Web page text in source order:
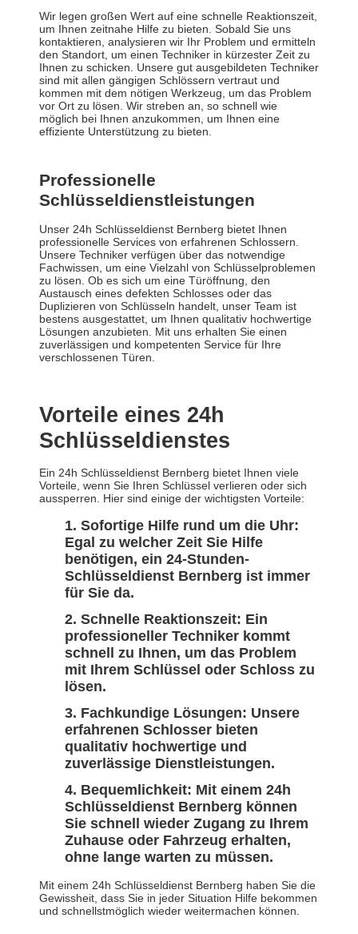
Wir legen großen Wert auf eine schnelle Reaktionszeit,
um Ihnen zeitnahe Hilfe zu bieten. Sobald Sie uns
kontaktieren, analysieren wir Ihr Problem und ermitteln
den Standort, um einen Techniker in kürzester Zeit zu
Ihnen zu schicken. Unsere gut ausgebildeten Techniker
sind mit allen gängigen Schlössern vertraut und
kommen mit dem nötigen Werkzeug, um das Problem
vor Ort zu lösen. Wir streben an, so schnell wie
möglich bei Ihnen anzukommen, um Ihnen eine
effiziente Unterstützung zu bieten.
Professionelle
Schlüsseldienstleistungen
Unser 24h Schlüsseldienst Bernberg bietet Ihnen
professionelle Services von erfahrenen Schlossern.
Unsere Techniker verfügen über das notwendige
Fachwissen, um eine Vielzahl von Schlüsselproblemen
zu lösen. Ob es sich um eine Türöffnung, den
Austausch eines defekten Schlosses oder das
Duplizieren von Schlüsseln handelt, unser Team ist
bestens ausgestattet, um Ihnen qualitativ hochwertige
Lösungen anzubieten. Mit uns erhalten Sie einen
zuverlässigen und kompetenten Service für Ihre
verschlossenen Türen.
Vorteile eines 24h
Schlüsseldienstes
Ein 24h Schlüsseldienst Bernberg bietet Ihnen viele
Vorteile, wenn Sie Ihren Schlüssel verlieren oder sich
aussperren. Hier sind einige der wichtigsten Vorteile:
Sofortige Hilfe rund um die Uhr:
Egal zu welcher Zeit Sie Hilfe
benötigen, ein 24-Stunden-
Schlüsseldienst Bernberg ist immer
für Sie da.
Schnelle Reaktionszeit: Ein
professioneller Techniker kommt
schnell zu Ihnen, um das Problem
mit Ihrem Schlüssel oder Schloss zu
lösen.
Fachkundige Lösungen: Unsere
erfahrenen Schlosser bieten
qualitativ hochwertige und
zuverlässige Dienstleistungen.
Bequemlichkeit: Mit einem 24h
Schlüsseldienst Bernberg können
Sie schnell wieder Zugang zu Ihrem
Zuhause oder Fahrzeug erhalten,
ohne lange warten zu müssen.
Mit einem 24h Schlüsseldienst Bernberg haben Sie die
Gewissheit, dass Sie in jeder Situation Hilfe bekommen
und schnellstmöglich wieder weitermachen können.